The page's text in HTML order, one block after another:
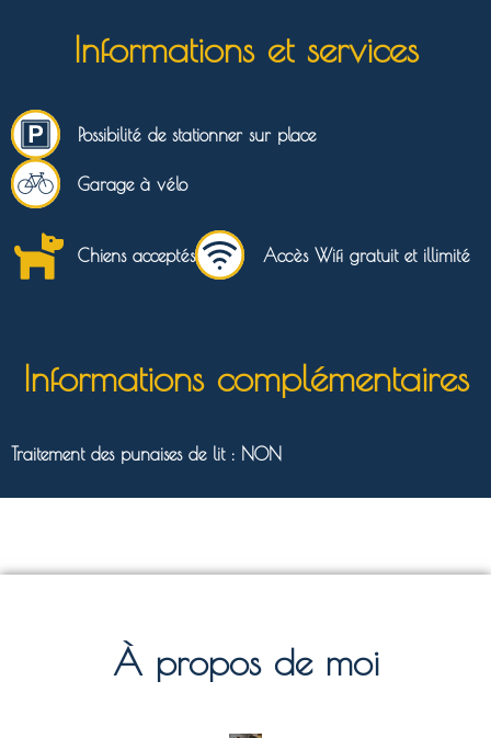
Informations et services
Possibilité de stationner sur place
Garage à vélo
Chiens acceptés Accès Wifi gratuit et illimité
Informations complémentaires
Traitement des punaises de lit : NON
À propos de moi